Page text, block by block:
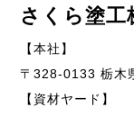
さくら塗工
【本社】
〒328-0133 栃木
【資材ヤード】